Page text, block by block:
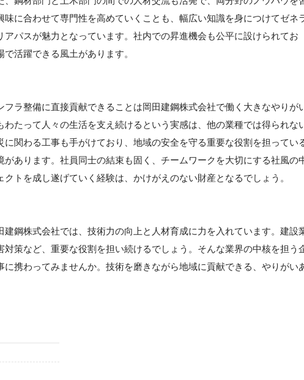
に合わせて専門性を高めていくことも、幅広い知識を身につけてゼネ
アパスが魅力となっています。社内での昇進機会も公平に設けられてお
活躍できる風土があります。
ラ整備に直接貢献できることは岡田建鋼株式会社で働く大きなやりが
たって人々の生活を支え続けるという実感は、他の業種では得られな
関わる工事も手がけており、地域の安全を守る重要な役割を担ってい
あります。社員同士の結束も固く、チームワークを大切にする社風の
トを成し遂げていく経験は、かけがえのない財産となるでしょう。
鋼株式会社では、技術力の向上と人材育成に力を入れています。建設
策など、重要な役割を担い続けるでしょう。そんな業界の中核を担う
携わってみませんか。技術を磨きながら地域に貢献できる、やりがい